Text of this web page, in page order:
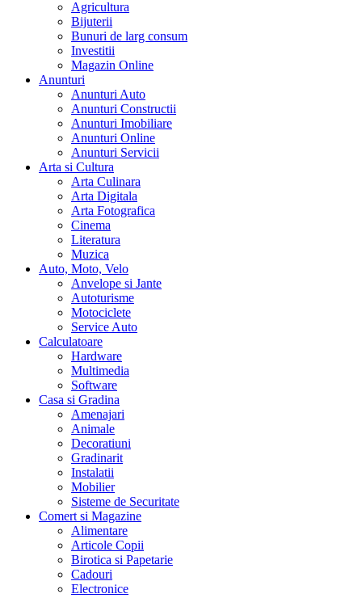
Agricultura
Bijuterii
Bunuri de larg consum
Investitii
Magazin Online
Anunturi
Anunturi Auto
Anunturi Constructii
Anunturi Imobiliare
Anunturi Online
Anunturi Servicii
Arta si Cultura
Arta Culinara
Arta Digitala
Arta Fotografica
Cinema
Literatura
Muzica
Auto, Moto, Velo
Anvelope si Jante
Autoturisme
Motociclete
Service Auto
Calculatoare
Hardware
Multimedia
Software
Casa si Gradina
Amenajari
Animale
Decoratiuni
Gradinarit
Instalatii
Mobilier
Sisteme de Securitate
Comert si Magazine
Alimentare
Articole Copii
Birotica si Papetarie
Cadouri
Electronice